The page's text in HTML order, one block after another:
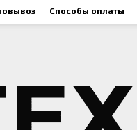
Способы оплаты